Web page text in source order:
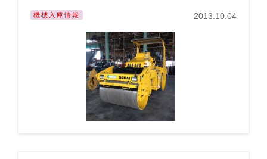
機械入庫情報 2013.10.04